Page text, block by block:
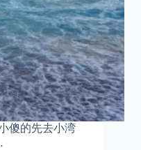
傻的先去小湾